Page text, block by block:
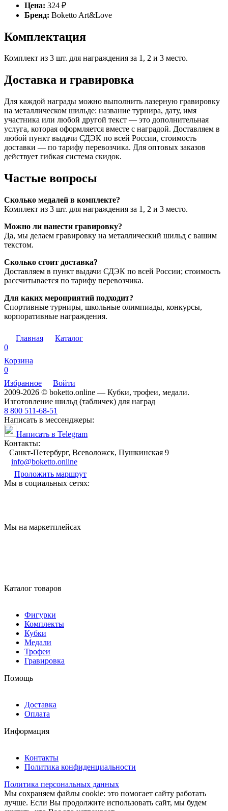
Цена: 324 ₽
Бренд: Boketto Art&Love
Комплектация
Комплект из 3 шт. для награждения за 1, 2 и 3 место.
Доставка и гравировка
Для каждой награды можно выполнить лазерную гравировку
на металлическом шильде: название турнира, дату, имя
участника или любой другой текст — это дополнительная
услуга, которая оформляется вместе с наградой. Доставляем в
любой пункт выдачи СДЭК по всей России, стоимость
доставки — по тарифу перевозчика. Для оптовых заказов
действует гибкая система скидок.
Частые вопросы
Сколько медалей в комплекте?
Комплект из 3 шт. для награждения за 1, 2 и 3 место.
Можно ли нанести гравировку?
Да, мы делаем гравировку на металлический шильд с вашим
текстом.
Сколько стоит доставка?
Доставляем в пункт выдачи СДЭК по всей России; стоимость
рассчитывается по тарифу перевозчика.
Для каких мероприятий подходит?
Спортивные турниры, школьные олимпиады, конкурсы,
корпоративные награждения.
Главная
Каталог
0
Корзина
0
Избранное
Войти
2009-2026 © boketto.online — Кубки, трофеи, медали.
Изготовление шильд (табличек) для наград
8 800 511-68-51
Написать в мессенджеры:
Написать в Telegram
Контакты:
Санкт-Петербург, Всеволожск, Пушкинская 9
info@boketto.online
Проложить маршрут
Мы в социальных сетях:
Мы на маркетплейсах
Каталог товаров
Фигурки
Комплекты
Кубки
Медали
Трофеи
Гравировка
Помощь
Доставка
Оплата
Информация
Контакты
Политика конфиденциальности
Политика персональных данных
Мы сохраняем файлы cookie: это помогает сайту работать
лучше. Если Вы продолжите использовать сайт, мы будем